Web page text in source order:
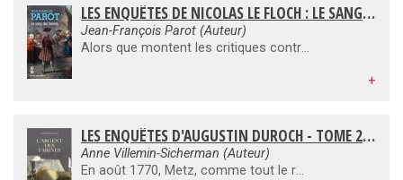
LES ENQUÊTES DE NICOLAS LE FLOCH : LE SANG DES FARINES
Jean-François Parot (Auteur)
Alors que montent les critiques contre les réformes de Turgot, Nicolas Le Floch est dépêché à Vienne, en mission auprès de Marie-Thérèse. Il y fait d’étonnantes découvertes sur les atteintes portées au Secret du Roi, tout en bravant les traquenards de la diplomatie autrichienne et les pièges d’un abbé de cour. De retour, au moment où Versailles et Paris sont secouées par les fureurs de la Guerre des Farines, il doit enquêter sur la mort énigmatique d’un boulanger et faire face aux trames supposées d’un complot.
+
LES ENQUÊTES D'AUGUSTIN DUROCH - TOME 2 : L'ARGENT DES FARINES
Anne Villemin-Sicherman (Auteur)
En août 1770, Metz, comme tout le royaume de France, souffre d'une disette. Le prix du pain augmente. Les greniers de la ville se vident. Le peuple gronde. Deux boulangers sont assassinés sauvagement. Des paysans sont menacés. Des rumeurs circulent accusant des spéculateurs de faire des réserves de grain pour faire monter les prix à leur profit. La communauté juive est sollicitée par l'intendant Charles Alexandre de Calonne pour mettre en oeuvre un approvisionnement d'urgence. Le temps presse et les troubles menacent la paix civile. Augustin Duroch, jeune vétérinaire de talent, au contact quotidien avec le monde rural, est mandaté pour faire promptement la lumière sur cette coïncidence d'événements troublants.